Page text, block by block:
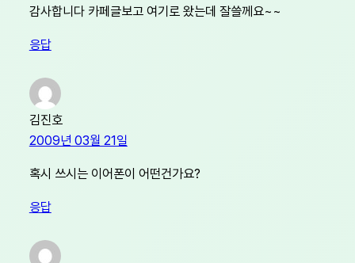
감사합니다 카페글보고 여기로 왔는데 잘쓸께요~~
응답
김진호
2009년 03월 21일
혹시 쓰시는 이어폰이 어떤건가요?
응답